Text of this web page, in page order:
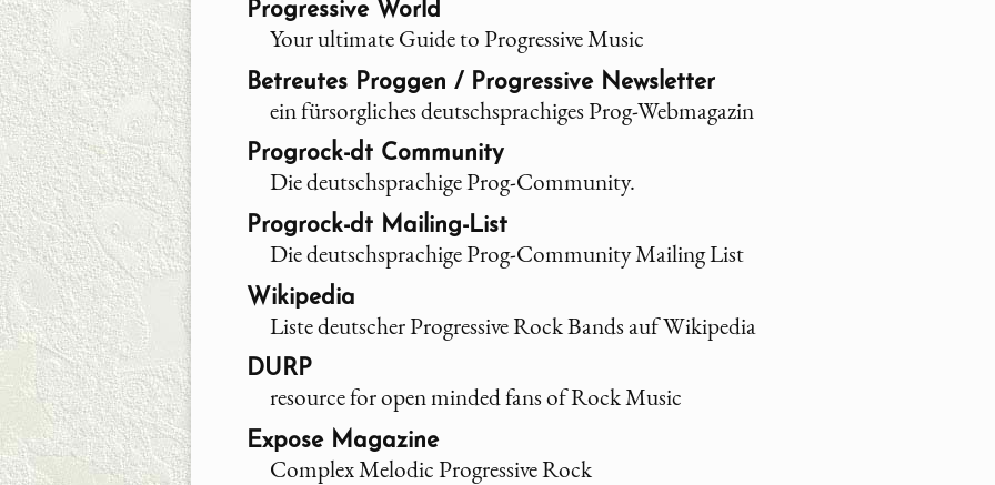
Progressive World
Your ultimate Guide to Progressive Music
Betreutes Proggen / Progressive Newsletter
ein fürsorgliches deutschsprachiges Prog-Webmagazin
Progrock-dt Community
Die deutschsprachige Prog-Community.
Progrock-dt Mailing-List
Die deutschsprachige Prog-Community Mailing List
Wikipedia
Liste deutscher Progressive Rock Bands auf Wikipedia
DURP
resource for open minded fans of Rock Music
Expose Magazine
Complex Melodic Progressive Rock